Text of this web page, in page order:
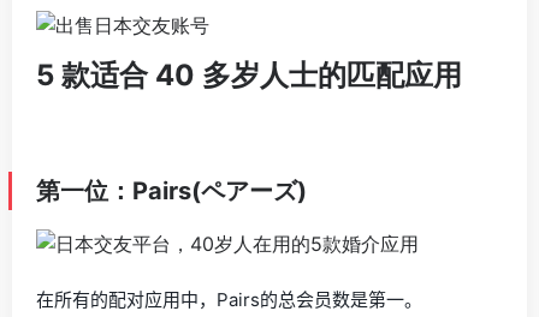
5 款适合 40 多岁人士的匹配应用
第一位：Pairs(ペアーズ)
在所有的配对应用中，Pairs的总会员数是第一。